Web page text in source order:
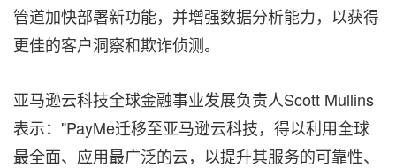
管道加快部署新功能，并增强数据分析能力，以获得
更佳的客户洞察和欺诈侦测。
亚马逊云科技全球金融事业发展负责人Scott Mullins
表示："PayMe迁移至亚马逊云科技，得以利用全球
最全面、应用最广泛的云，以提升其服务的可靠性、